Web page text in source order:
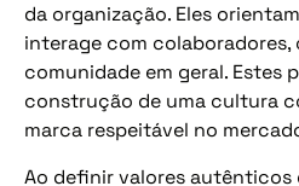
da organização. Eles
interage com colaboradores,
comunidade em geral. Estes
construção de uma cultura
marca respeitável no
Ao definir valores autênticos